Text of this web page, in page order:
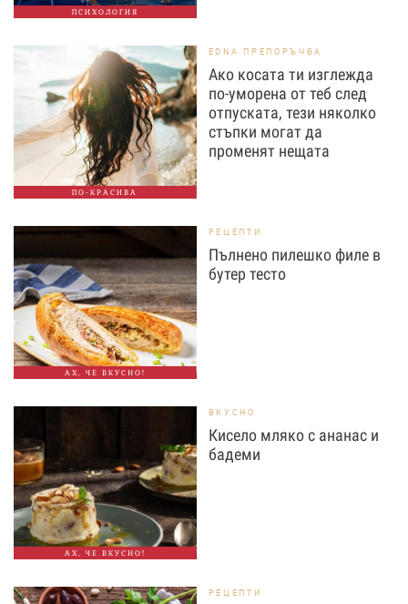
ПСИХОЛОГИЯ
ПО-КРАСИВА
EDNA ПРЕПОРЪЧВА
Ако косата ти изглежда
по-уморена от теб след
отпуската, тези няколко
стъпки могат да
променят нещата
АХ, ЧЕ ВКУСНО!
РЕЦЕПТИ
Пълнено пилешко филе в
бутер тесто
АХ, ЧЕ ВКУСНО!
ВКУСНО
Кисело мляко с ананас и
бадеми
РЕЦЕПТИ